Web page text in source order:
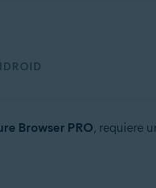
Browser PRO, requiere